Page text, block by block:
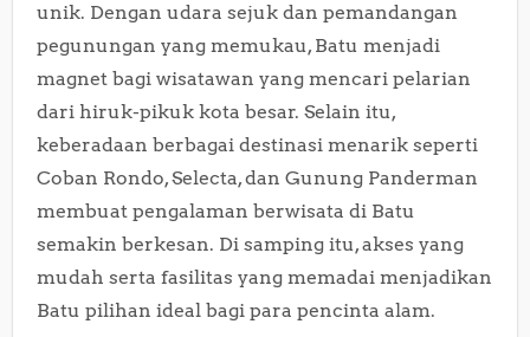
unik. Dengan udara sejuk dan pemandangan
pegunungan yang memukau, Batu menjadi
magnet bagi wisatawan yang mencari pelarian
dari hiruk-pikuk kota besar. Selain itu,
keberadaan berbagai destinasi menarik seperti
Coban Rondo, Selecta, dan Gunung Panderman
membuat pengalaman berwisata di Batu
semakin berkesan. Di samping itu, akses yang
mudah serta fasilitas yang memadai menjadikan
Batu pilihan ideal bagi para pencinta alam.